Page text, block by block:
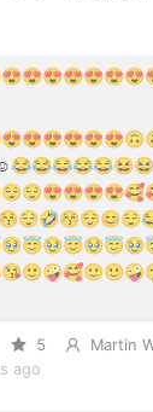
5
Martin
ago